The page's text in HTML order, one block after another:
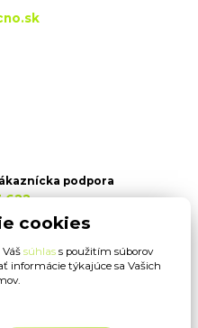
podpora
622
hod.)cookies
súhlas s použitím súborov
informácie týkajúce sa Vašich